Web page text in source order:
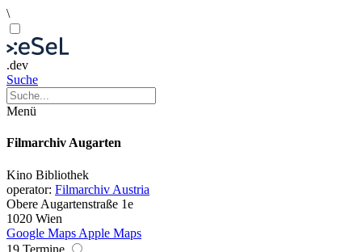
\
.dev
Suche
Menü
Filmarchiv Augarten
Kino Bibliothek
operator: Filmarchiv Austria
Obere Augartenstraße 1e
1020 Wien
Google Maps Apple Maps
19 Termine